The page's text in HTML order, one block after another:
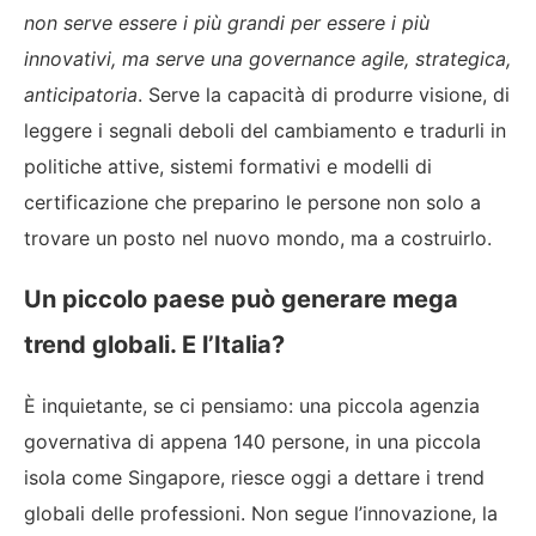
non serve essere i più grandi per essere i più
innovativi, ma serve una governance agile, strategica,
anticipatoria. Serve la capacità di produrre visione, di
leggere i segnali deboli del cambiamento e tradurli in
politiche attive, sistemi formativi e modelli di
certificazione che preparino le persone non solo a
trovare un posto nel nuovo mondo, ma a costruirlo.
Un piccolo paese può generare mega
trend globali. E l’Italia?
È inquietante, se ci pensiamo: una piccola agenzia
governativa di appena 140 persone, in una piccola
isola come Singapore, riesce oggi a dettare i trend
globali delle professioni. Non segue l’innovazione, la